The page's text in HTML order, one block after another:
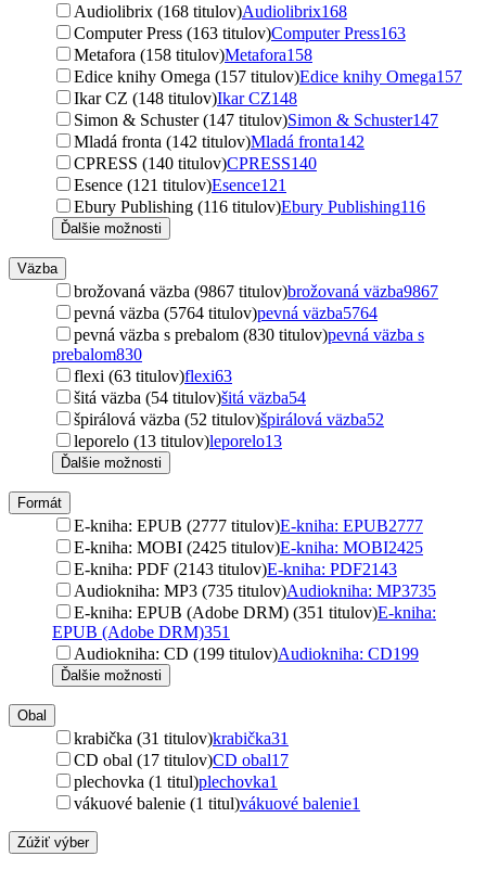
Audiolibrix (168 titulov)Audiolibrix168
Computer Press (163 titulov)Computer Press163
Metafora (158 titulov)Metafora158
Edice knihy Omega (157 titulov)Edice knihy Omega157
Ikar CZ (148 titulov)Ikar CZ148
Simon & Schuster (147 titulov)Simon & Schuster147
Mladá fronta (142 titulov)Mladá fronta142
CPRESS (140 titulov)CPRESS140
Esence (121 titulov)Esence121
Ebury Publishing (116 titulov)Ebury Publishing116
Ďalšie možnosti
Väzba
brožovaná väzba (9867 titulov)brožovaná väzba9867
pevná väzba (5764 titulov)pevná väzba5764
pevná väzba s prebalom (830 titulov)pevná väzba s
prebalom830
flexi (63 titulov)flexi63
šitá väzba (54 titulov)šitá väzba54
špirálová väzba (52 titulov)špirálová väzba52
leporelo (13 titulov)leporelo13
Ďalšie možnosti
Formát
E-kniha: EPUB (2777 titulov)E-kniha: EPUB2777
E-kniha: MOBI (2425 titulov)E-kniha: MOBI2425
E-kniha: PDF (2143 titulov)E-kniha: PDF2143
Audiokniha: MP3 (735 titulov)Audiokniha: MP3735
E-kniha: EPUB (Adobe DRM) (351 titulov)E-kniha:
EPUB (Adobe DRM)351
Audiokniha: CD (199 titulov)Audiokniha: CD199
Ďalšie možnosti
Obal
krabička (31 titulov)krabička31
CD obal (17 titulov)CD obal17
plechovka (1 titul)plechovka1
vákuové balenie (1 titul)vákuové balenie1
Zúžiť výber